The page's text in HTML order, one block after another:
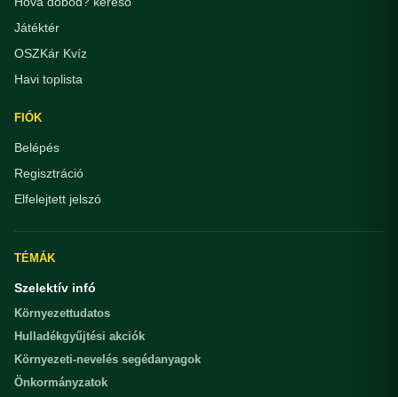
Játéktér
OSZKár Kvíz
Havi toplista
FIÓK
Belépés
Regisztráció
Elfelejtett jelszó
TÉMÁK
Szelektív infó
Környezettudatos
Hulladékgyűjtési akciók
Környezeti-nevelés segédanyagok
Önkormányzatok